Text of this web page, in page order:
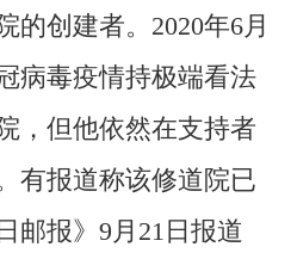
的创建者。2020年6月
病毒疫情持极端看法
，但他依然在支持者
有报道称该修道院已
邮报》9月21日报道